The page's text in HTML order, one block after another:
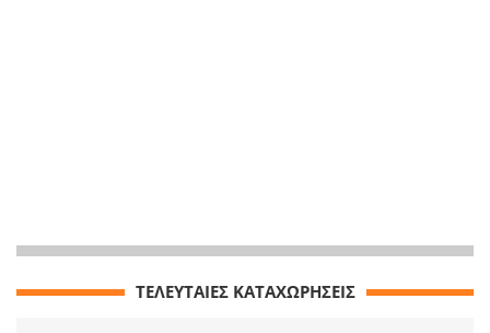
ΤΕΛΕΥΤΑΙΕΣ ΚΑΤΑΧΩΡΗΣΕΙΣ